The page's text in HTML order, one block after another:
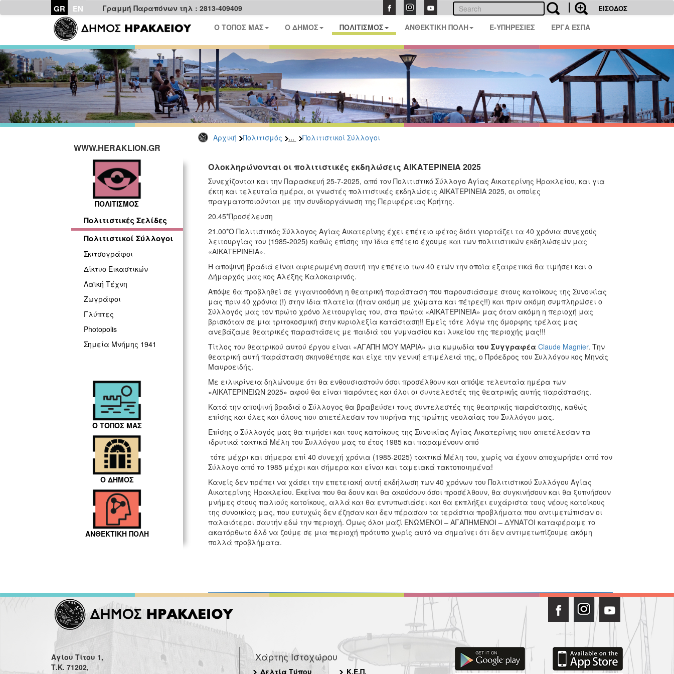
GR EN Γραμμή Παραπόνων τηλ : 2813-409409 ΕΙΣΟΔΟΣ
Ο ΤΟΠΟΣ ΜΑΣ Ο ΔΗΜΟΣ ΠΟΛΙΤΙΣΜΟΣ ΑΝΘΕΚΤΙΚΗ ΠΟΛΗ E-ΥΠΗΡΕΣΙΕΣ ΕΡΓΑ ΕΣΠΑ
Αρχική Πολιτισμός ... Πολιτιστικοί Σύλλογοι
WWW.HERAKLION.GR
ΠΟΛΙΤΙΣΜΟΣ
Πολιτιστικές Σελίδες
Πολιτιστικοί Σύλλογοι
Σκιτσογράφοι
Δίκτυο Εικαστικών
Λαϊκή Τέχνη
Ζωγράφοι
Γλύπτες
Photopolis
Σημεία Μνήμης 1941
Ο ΤΟΠΟΣ ΜΑΣ
Ο ΔΗΜΟΣ
ΑΝΘΕΚΤΙΚΗ ΠΟΛΗ
Ολοκληρώνονται οι πολιτιστικές εκδηλώσεις ΑΙΚΑΤΕΡΙΝΕΙΑ 2025
Συνεχίζονται και την Παρασκευή 25-7-2025, από τον Πολιτιστικό Σύλλογο Αγίας Αικατερίνης Ηρακλείου, και για
έκτη και τελευταία ημέρα, οι γνωστές πολιτιστικές εκδηλώσεις ΑΙΚΑΤΕΡΙΝΕΙΑ 2025, οι οποίες
πραγματοποιούνται με την συνδιοργάνωση της Περιφέρειας Κρήτης.
20.45*Προσέλευση
21.00*Ο Πολιτιστικός Σύλλογος Αγίας Αικατερίνης έχει επέτειο φέτος διότι γιορτάζει τα 40 χρόνια συνεχούς
λειτουργίας του (1985-2025) καθώς επίσης την ίδια επέτειο έχουμε και των πολιτιστικών εκδηλώσεών μας
«ΑΙΚΑΤΕΡΙΝΕΙΑ».
Η αποψινή βραδιά είναι αφιερωμένη σαυτή την επέτειο των 40 ετών την οποία εξαιρετικά θα τιμήσει και ο
Δήμαρχός μας κος Αλέξης Καλοκαιρινός.
Απόψε θα προβληθεί σε γιγαντοοθόνη η θεατρική παράσταση που παρουσιάσαμε στους κατοίκους της Συνοικίας
μας πριν 40 χρόνια (!) στην ίδια πλατεία (ήταν ακόμη με χώματα και πέτρες!!) και πριν ακόμη συμπληρώσει ο
Σύλλογός μας τον πρώτο χρόνο λειτουργίας του, στα πρώτα «ΑΙΚΑΤΕΡΙΝΕΙΑ» μας όταν ακόμη η περιοχή μας
βρισκόταν σε μια τριτοκοσμική στην κυριολεξία κατάσταση!! Εμείς τότε λόγω της όμορφης τρέλας μας
ανεβάζαμε θεατρικές παραστάσεις με παιδιά του γυμνασίου και λυκείου της περιοχής μας!!!
Τίτλος του θεατρικού αυτού έργου είναι «ΑΓΑΠΗ ΜΟΥ ΜΑΡΙΑ» μια κωμωδία του Συγγραφέα Claude Magnier. Την
θεατρική αυτή παράσταση σκηνοθέτησε και είχε την γενική επιμέλειά της, ο Πρόεδρος του Συλλόγου κος Μηνάς
Μαυροειδής.
Με ειλικρίνεια δηλώνουμε ότι θα ενθουσιαστούν όσοι προσέλθουν και απόψε τελευταία ημέρα των
«ΑΙΚΑΤΕΡΙΝΕΙΩΝ 2025» αφού θα είναι παρόντες και όλοι οι συντελεστές της θεατρικής αυτής παράστασης.
Κατά την αποψινή βραδιά ο Σύλλογος θα βραβεύσει τους συντελεστές της θεατρικής παράστασης, καθώς
επίσης και όλες και όλους που απετέλεσαν τον πυρήνα της πρώτης νεολαίας του Συλλόγου μας.
Επίσης ο Σύλλογός μας θα τιμήσει και τους κατοίκους της Συνοικίας Αγίας Αικατερίνης που απετέλεσαν τα
ιδρυτικά τακτικά Μέλη του Συλλόγου μας το έτος 1985 και παραμένουν από
τότε μέχρι και σήμερα επί 40 συνεχή χρόνια (1985-2025) τακτικά Μέλη του, χωρίς να έχουν αποχωρήσει από τον
Σύλλογο από το 1985 μέχρι και σήμερα και είναι και ταμειακά τακτοποιημένα!
Κανείς δεν πρέπει να χάσει την επετειακή αυτή εκδήλωση των 40 χρόνων του Πολιτιστικού Συλλόγου Αγίας
Αικατερίνης Ηρακλείου. Εκείνα που θα δουν και θα ακούσουν όσοι προσέλθουν, θα συγκινήσουν και θα ξυπνήσουν
μνήμες στους παλιούς κατοίκους, αλλά και θα εντυπωσιάσει και θα εκπλήξει ευχάριστα τους νέους κατοίκους
της συνοικίας μας, που ευτυχώς δεν έζησαν και δεν πέρασαν τα τεράστια προβλήματα που αντιμετώπισαν οι
παλαιότεροι σαυτήν εδώ την περιοχή. Όμως όλοι μαζί ΕΝΩΜΕΝΟΙ – ΑΓΑΠΗΜΕΝΟΙ – ΔΥΝΑΤΟΙ καταφέραμε το
ακατόρθωτο δλδ να ζούμε σε μια περιοχή πρότυπο χωρίς αυτό να σημαίνει ότι δεν αντιμετωπίζουμε ακόμη
πολλά προβλήματα.
Αγίου Τίτου 1,
Τ.Κ. 71202,
Χάρτης Ιστοχώρου
Δελτία Τύπου Κ.Ε.Π.